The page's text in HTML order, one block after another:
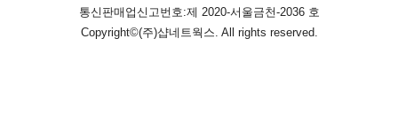
통신판매업신고번호:제 2020-서울금천-2036 호
Copyright©(주)샵네트웍스. All rights reserved.